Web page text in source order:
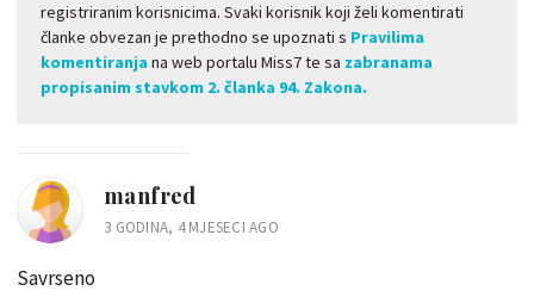
registriranim korisnicima. Svaki korisnik koji želi komentirati
članke obvezan je prethodno se upoznati s Pravilima
komentiranja na web portalu Miss7 te sa zabranama
propisanim stavkom 2. članka 94. Zakona.
manfred
3 GODINA, 4 MJESECI AGO
Savrseno